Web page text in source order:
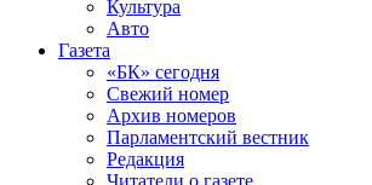
Культура
Авто
Газета
«БК» сегодня
Свежий номер
Архив номеров
Парламентский вестник
Редакция
Читатели о газете